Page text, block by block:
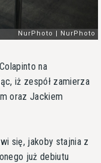
na
iż zespół zamierza
oraz Jackiem
się, jakoby stajnia z
już debiutu